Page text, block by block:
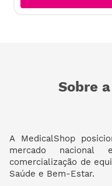
Sobre
A MedicalShop
mercado nacional
comercialização de
Saúde e Bem-Estar.